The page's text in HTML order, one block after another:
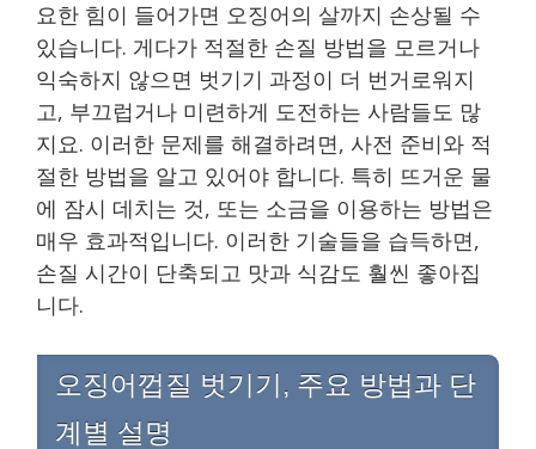
요한 힘이 들어가면 오징어의 살까지 손상될 수
있습니다. 게다가 적절한 손질 방법을 모르거나
익숙하지 않으면 벗기기 과정이 더 번거로워지
고, 부끄럽거나 미련하게 도전하는 사람들도 많
지요. 이러한 문제를 해결하려면, 사전 준비와 적
절한 방법을 알고 있어야 합니다. 특히 뜨거운 물
에 잠시 데치는 것, 또는 소금을 이용하는 방법은
매우 효과적입니다. 이러한 기술들을 습득하면,
손질 시간이 단축되고 맛과 식감도 훨씬 좋아집
니다.
오징어껍질 벗기기, 주요 방법과 단
계별 설명